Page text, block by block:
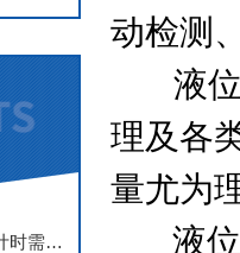
在安装和使用浮球液位计时需要注意以下几点
动检测
液
理及各
量尤为
液